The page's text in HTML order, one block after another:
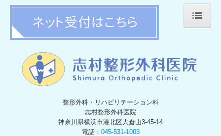
ホーム
診療案内
施設・設備紹介
地図・交通案内
アンケート結果
整形外科・リハビリテーション科
志村整形外科医院
神奈川県横浜市港北区大倉山3-45-14
電話： 045-531-1003